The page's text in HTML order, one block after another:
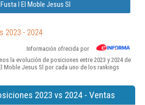
Fusta I El Moble Jesus Sl
2023 - 2024
Información ofrecida por
la evolución de posiciones entre 2023 y 2024 de
Moble Jesus Sl por cada uno de los rankings
2023 vs 2024 - Ventas